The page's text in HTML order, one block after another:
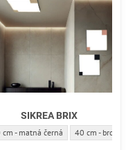
- Barva:ARIEL/A N - Barva:
SIKREA BRIX
BRIX - Průměr-Barva:
cm - matná černá SIKREA BRIX -
40 cm -